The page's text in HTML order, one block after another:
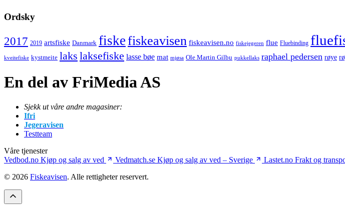
Ordsky
2017 2019 artsfiske Danmark fiskefiskeavisen fiskeavisen.no fiskejegeren flue Fluebinding
kveitefiske kystmeite laks laksefiske lasse bøe mat mjøsa Ole Martin Gilbu pukkellaks raphael pedersen røye
En del av FriMedia AS
Sjekk ut våre andre magasiner:
Ifri
Jegeravisen
Testteam
Våre tjenester
Vedbod.no Kjøp og salg av ved Vedmatch.se Kjøp og salg av ved – Sverige Lastet.no Frakt og
© 2026 Fiskeavisen. Alle rettigheter reservert.